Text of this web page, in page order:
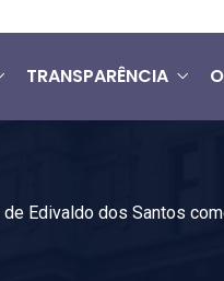
TRANSPARÊNCIA
Edivaldo dos Santos